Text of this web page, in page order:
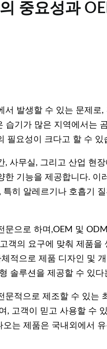
중요성과
서 발생할 수 있는 문제로
습기가 많은 지역에서는
필요성이 크다고 할 수 있
사무실, 그리고 산업 현
한 기능을 제공합니다. 이
히 알레르기나 호흡기
문으로 하며,OEM 및
객의 요구에 맞춰 제품을
적으로 제품 디자인 및
솔루션을 제공할 수 있다
문적으로 제조할 수 있는
, 고객이 믿고 사용할 수
는 제품은 국내외에서